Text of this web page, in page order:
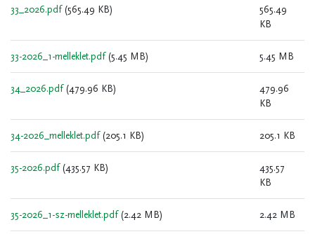
33_2026.pdf (565.49 KB)
565.49
KB
33-2026_1-melleklet.pdf (5.45 MB) 5.45 MB
34_2026.pdf (479.96 KB)
479.96
KB
34-2026_melleklet.pdf (205.1 KB) 205.1 KB
35-2026.pdf (435.57 KB)
435.57
KB
35-2026_1-sz-melleklet.pdf (2.42 MB) 2.42 MB